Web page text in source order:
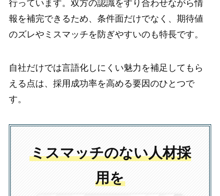
行っています。双方の認識をすり合わせながら情
報を補完できるため、条件面だけでなく、期待値
のズレやミスマッチを防ぎやすいのも特長です。
自社だけでは言語化しにくい魅力を補足してもら
える点は、採用成功率を高める要因のひとつで
す。
ミスマッチのない人材採
用を